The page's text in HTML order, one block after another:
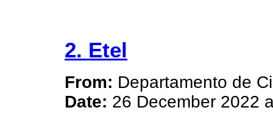
2. Etel
From: Departamento de
Date: 26 December 2022